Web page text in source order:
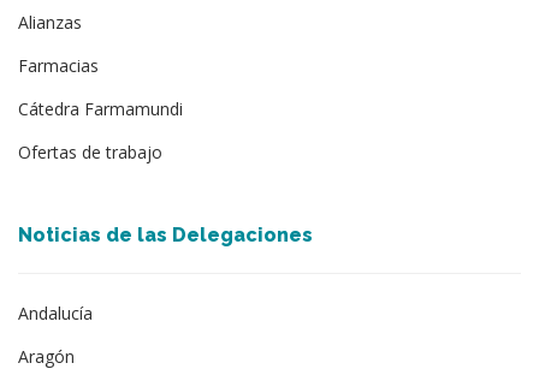
Alianzas
Farmacias
Cátedra Farmamundi
Ofertas de trabajo
Noticias de las Delegaciones
Andalucía
Aragón